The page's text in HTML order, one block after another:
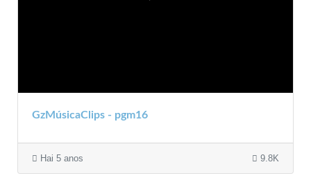
GzMúsicaClips - pgm16
Hai 5 anos 9.8K